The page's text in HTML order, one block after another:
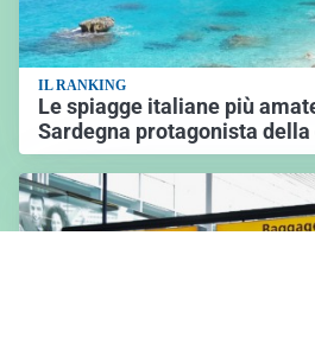
IL RANKING
Le spiagge italiane più
Sardegna protagonista